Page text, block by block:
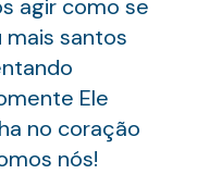
agir como se
santos
Ele
no coração
nós!